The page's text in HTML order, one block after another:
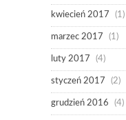
kwiecień 2017 (1)
marzec 2017 (1)
luty 2017 (4)
styczeń 2017 (2)
grudzień 2016 (4)